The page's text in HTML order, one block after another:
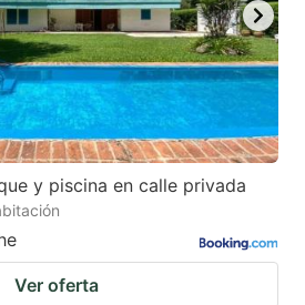
y piscina en calle privada
Ver oferta